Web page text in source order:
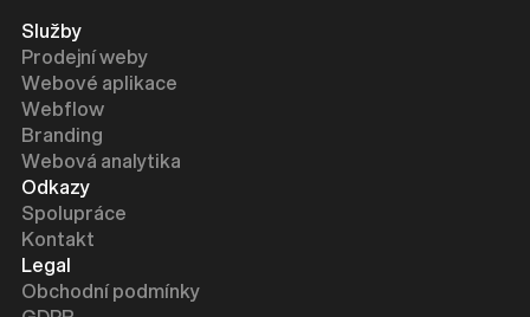
Služby
Prodejní weby
Webové aplikace
Webflow
Branding
Webová analytika
Odkazy
Spolupráce
Kontakt
Legal
Obchodní podmínky